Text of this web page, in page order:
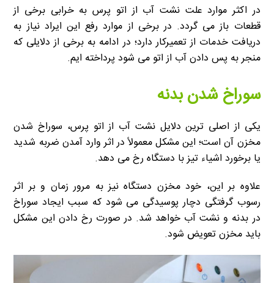
در اکثر موارد علت نشت آب از اتو پرس به خرابی برخی از
قطعات باز می گردد. در برخی از موارد رفع این ایراد نیاز به
دریافت خدمات از تعمیرکار دارد؛ در ادامه به برخی از دلایلی که
منجر به پس دادن آب از اتو می شود پرداخته ایم.
سوراخ شدن بدنه
یکی از اصلی ترین دلایل نشت آب از اتو پرس، سوراخ شدن
مخزن آن است؛ این مشکل معمولاً در اثر وارد آمدن ضربه شدید
یا برخورد اشیاء تیز با دستگاه رخ می دهد.
علاوه بر این، خود مخزن دستگاه نیز به مرور زمان و بر اثر
رسوب گرفتگی دچار پوسیدگی می شود که سبب ایجاد سوراخ
در بدنه و نشت آب خواهد شد. در صورت رخ دادن این مشکل
باید مخزن تعویض شود.